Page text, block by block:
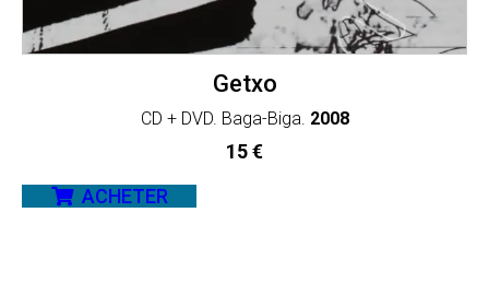
Getxo
CD + DVD. Baga-Biga. 2008
15€
ACHETER